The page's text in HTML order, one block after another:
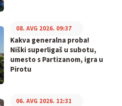
Kakva generalna proba!
Niški superligaš u subotu,
umesto s Partizanom, igra u
Pirotu
08. AVG 2026. 09:37
06. AVG 2026. 12:31